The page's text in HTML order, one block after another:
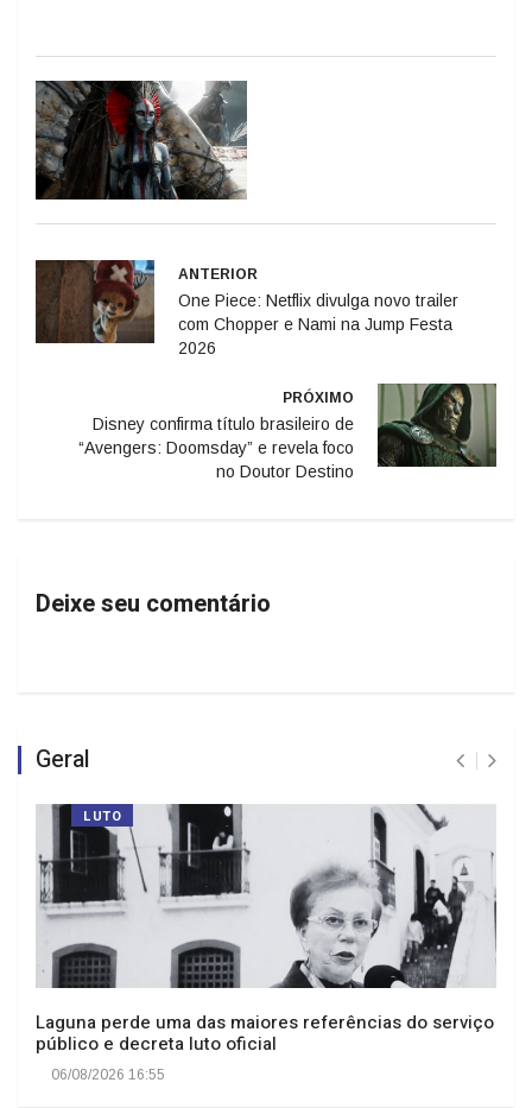
ANTERIOR
One Piece: Netflix divulga novo trailer
com Chopper e Nami na Jump Festa
2026
PRÓXIMO
Disney confirma título brasileiro de
“Avengers: Doomsday” e revela foco
no Doutor Destino
Deixe seu comentário
Geral
LUTO
Laguna perde uma das maiores referências do serviço
público e decreta luto oficial
06/08/2026 16:55